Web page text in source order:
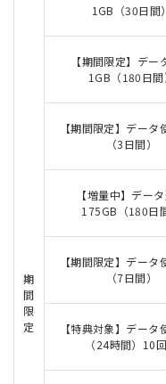
期
間
限
定
1GB（30日間）
【期間限定】デー
1GB（180日間
【期間限定】データ
（3日間）
【増量中】デー
175GB（180日間
【期間限定】データ
（7日間）
【特典対象】データ
（24時間）10